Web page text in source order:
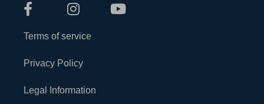
Terms of service
Privacy Policy
Legal Information